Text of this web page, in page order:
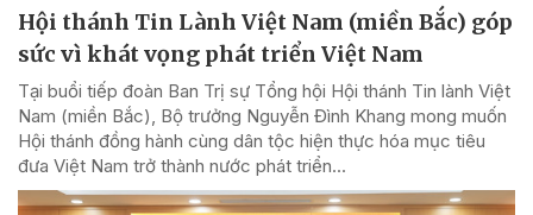
Hội thánh Tin Lành Việt Nam (miền Bắc) góp
sức vì khát vọng phát triển Việt Nam
Tại buổi tiếp đoàn Ban Trị sự Tổng hội Hội thánh Tin lành Việt
Nam (miền Bắc), Bộ trưởng Nguyễn Đình Khang mong muốn
Hội thánh đồng hành cùng dân tộc hiện thực hóa mục tiêu
đưa Việt Nam trở thành nước phát triển...